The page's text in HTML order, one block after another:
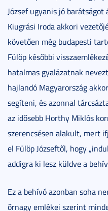
József ugyanis jó
Kiugrási Iroda akkori
követően még budapesti
Fülöp későbbi
hatalmas gyalázatnak
hajlandó Magyarország
segíteni, és azonnal
az idősebb Horthy Miklós
szerencsésen alakult, mert
el Fülöp Józseftől, hogy
addigra ki lesz küldve a
Ez a behívó azonban soha
őrnagy emlékei szerint